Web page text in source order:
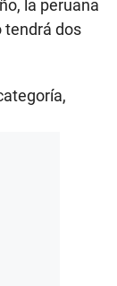
la peruana
tendrá dos